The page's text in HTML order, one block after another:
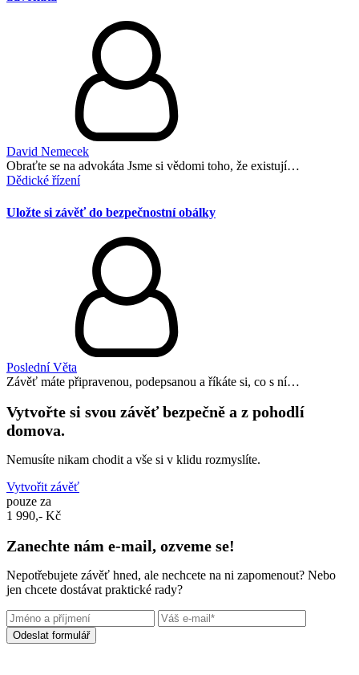
David Nemecek
Obraťte se na advokáta Jsme si vědomi toho, že existují…
Dědické řízení
Uložte si závěť do bezpečnostní obálky
Poslední Věta
Závěť máte připravenou, podepsanou a říkáte si, co s ní…
Vytvořte si svou závěť bezpečně a z pohodlí
domova.
Nemusíte nikam chodit a vše si v klidu rozmyslíte.
Vytvořit závěť
pouze za
1 990,- Kč
Zanechte nám e-mail, ozveme se!
Nepotřebujete závěť hned, ale nechcete na ni zapomenout? Nebo
jen chcete dostávat praktické rady?